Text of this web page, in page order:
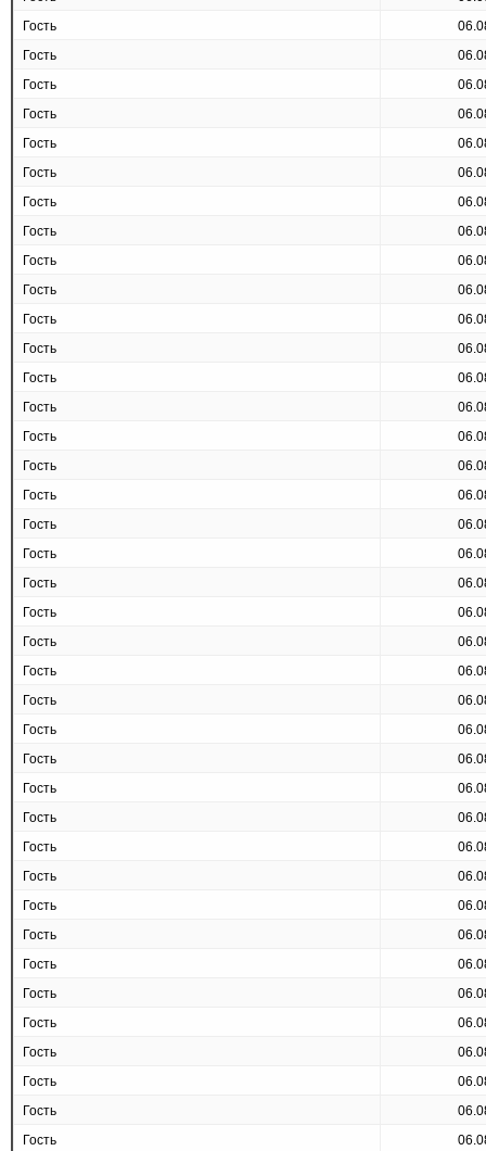
Гость
Гость
Гость
Гость
Гость
Гость
Гость
Гость
Гость
Гость
Гость
Гость
Гость
Гость
Гость
Гость
Гость
Гость
Гость
Гость
Гость
Гость
Гость
Гость
Гость
Гость
Гость
Гость
Гость
Гость
Гость
Гость
Гость
Гость
Гость
Гость
Гость
Гость
Гость